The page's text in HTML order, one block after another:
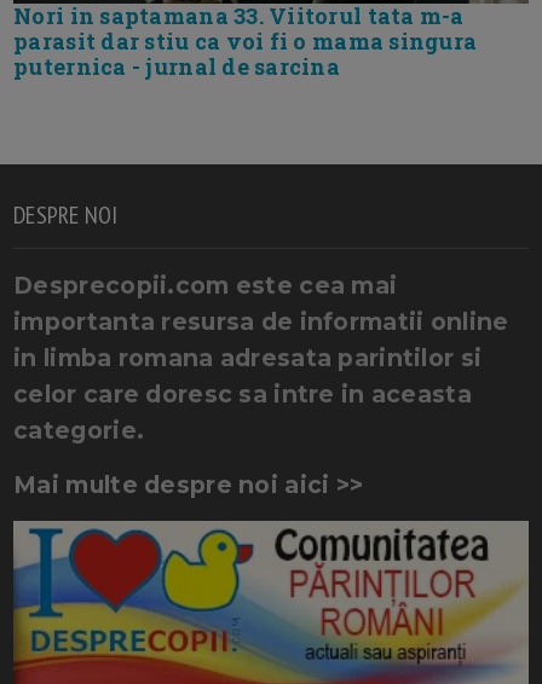
Nori in saptamana 33. Viitorul tata m-a
parasit dar stiu ca voi fi o mama singura
puternica - jurnal de sarcina
DESPRE NOI
Desprecopii.com este cea mai
importanta resursa de informatii online
in limba romana adresata parintilor si
celor care doresc sa intre in aceasta
categorie.
Mai multe despre noi aici >>